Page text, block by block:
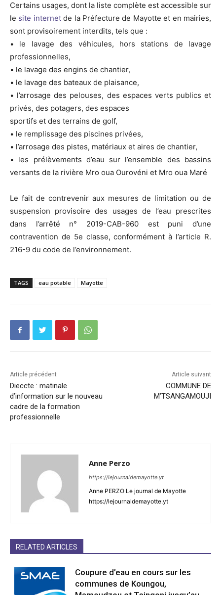
Certains usages, dont la liste complète est accessible sur
le site internetde la Préfecture de Mayotte et en mairies,
sont provisoirement interdits, tels que :
• le lavage des véhicules, hors stations de lavage
professionnelles,
• le lavage des engins de chantier,
• le lavage des bateaux de plaisance,
• l’arrosage des pelouses, des espaces verts publics et
privés, des potagers, des espaces
sportifs et des terrains de golf,
• le remplissage des piscines privées,
• l’arrosage des pistes, matériaux et aires de chantier,
• les prélèvements d’eau sur l’ensemble des bassins
versants de la rivière Mro oua Ourovéni et Mro oua Maré
Le fait de contrevenir aux mesures de limitation ou de
suspension provisoire des usages de l’eau prescrites
dans l’arrêté n° 2019-CAB-960 est puni d’une
contravention de 5e classe, conformément à l’article R.
216-9 du code de l’environnement.
TAGS eau potable Mayotte
Article précédent
Dieccte : matinale
d’information sur le nouveau
cadre de la formation
professionnelle
Article suivant
COMMUNE DE
M’TSANGAMOUJI
Anne Perzo
https://lejournaldemayotte.yt
Anne PERZO Le journal de Mayotte
https://lejournaldemayotte.yt
RELATED ARTICLES
Coupure d’eau en cours sur les
communes de Koungou,